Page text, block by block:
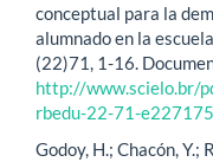
conceptual para la
alumnado en la
(22)71, 1-16.
http://www.scielo.br/
rbedu-22-71-
Godoy, H.; Chacón, Y.;